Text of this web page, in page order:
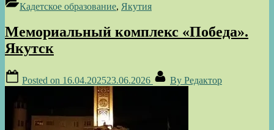
Кадетское образование, Якутия
Мемориальный комплекс «Победа».
Якутск
Posted on 16.04.202523.06.2026 By Редактор